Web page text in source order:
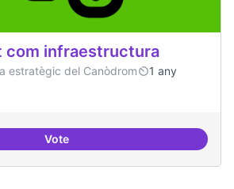
com infraestructura
estratègic del Canòdrom
1 any
VotePilot guifinet com